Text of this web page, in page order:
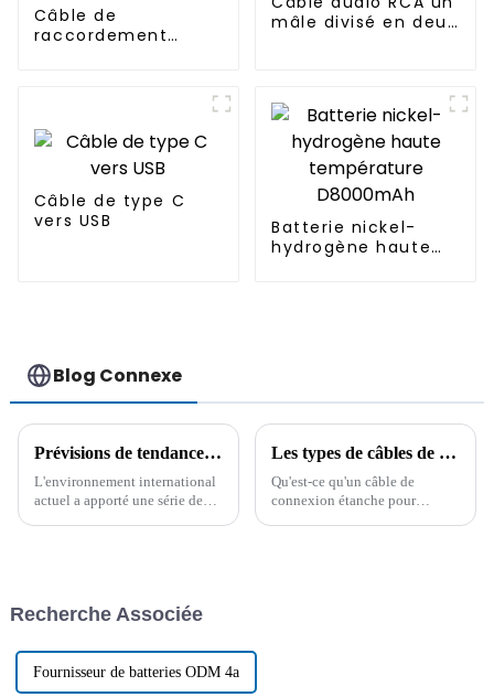
Câble de
raccordement
mâle divisé en deux
Câble de type C
vers USB
Batterie nickel-
hydrogène haute
Blog Connexe
Prévisions de tendance entre le noyau du câble et le connecteur
L'environnement international
actuel a apporté une série de
développement de l'industrie
Les types de câbles de connexion étanches pour produits d'éclairage et leur application
Qu'est-ce qu'un câble de
connexion étanche pour
Recherche Associée
Fournisseur de batteries ODM 4a